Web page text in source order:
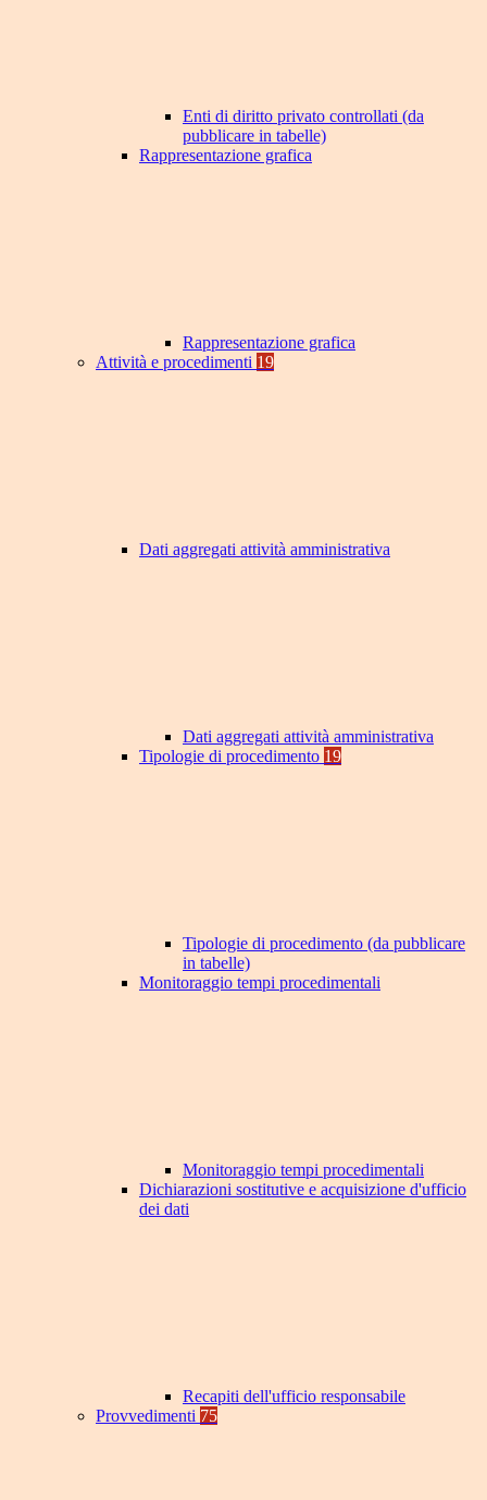
Enti di diritto privato controllati (da
pubblicare in tabelle)
Rappresentazione grafica
Rappresentazione grafica
Attività e procedimenti 19
Dati aggregati attività amministrativa
Dati aggregati attività amministrativa
Tipologie di procedimento 19
Tipologie di procedimento (da pubblicare
in tabelle)
Monitoraggio tempi procedimentali
Monitoraggio tempi procedimentali
Dichiarazioni sostitutive e acquisizione d'ufficio
dei dati
Recapiti dell'ufficio responsabile
Provvedimenti 75